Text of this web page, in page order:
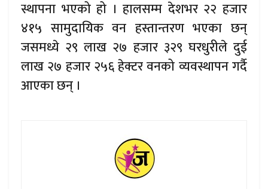
स्थापना भएको हो । हालसम्म देशभर २२ हजार
४१५ सामुदायिक वन हस्तान्तरण भएका छन्
जसमध्ये २९ लाख २७ हजार ३२९ घरधुरीले दुई
लाख २७ हजार २५६ हेक्टर वनको व्यवस्थापन गर्दै
आएका छन् ।